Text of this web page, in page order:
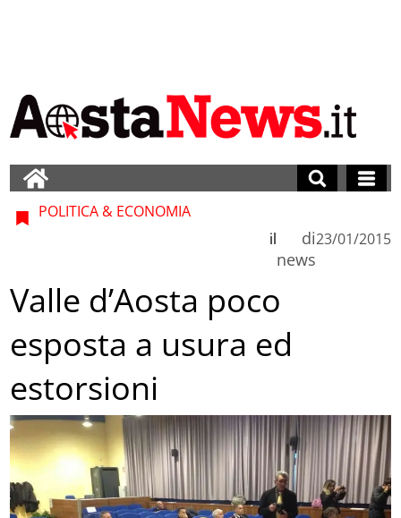
POLITICA & ECONOMIA
di
news
il 23/01/2015
Valle d’Aosta poco
esposta a usura ed
estorsioni